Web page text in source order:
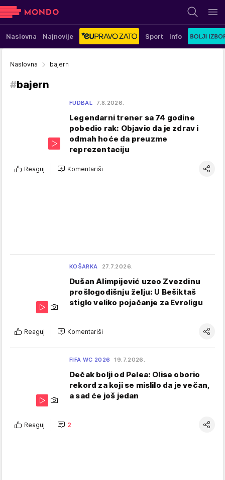
Naslovna Najnovije Sport Info
Naslovna bajern
#bajern
FUDBAL 7.8.2026.
Legendarni trener sa 74 godine
pobedio rak: Objavio da je zdrav i
odmah hoće da preuzme
reprezentaciju
Reaguj Komentariši
KOŠARKA 27.7.2026.
Dušan Alimpijević uzeo Zvezdinu
prošlogodišnju želju: U Bešiktaš
stiglo veliko pojačanje za Evroligu
Reaguj Komentariši
FIFA WC 2026 19.7.2026.
Dečak bolji od Pelea: Olise oborio
rekord za koji se mislilo da je večan,
a sad će još jedan
Reaguj 2